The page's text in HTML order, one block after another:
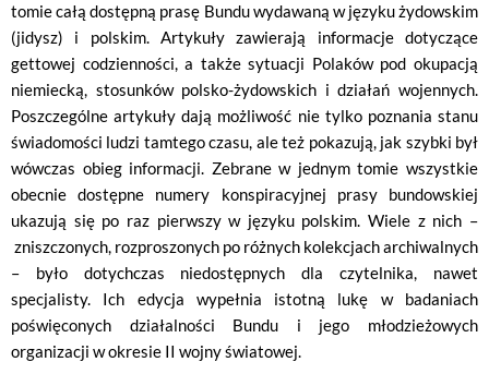
tomie całą dostępną prasę Bundu wydawaną w języku żydowskim
(jidysz) i polskim. Artykuły zawierają informacje dotyczące
gettowej codzienności, a także sytuacji Polaków pod okupacją
niemiecką, stosunków polsko-żydowskich i działań wojennych.
Poszczególne artykuły dają możliwość nie tylko poznania stanu
świadomości ludzi tamtego czasu, ale też pokazują, jak szybki był
wówczas obieg informacji. Zebrane w jednym tomie wszystkie
obecnie dostępne numery konspiracyjnej prasy bundowskiej
ukazują się po raz pierwszy w języku polskim. Wiele z nich –
zniszczonych, rozproszonych po różnych kolekcjach archiwalnych
– było dotychczas niedostępnych dla czytelnika, nawet
specjalisty. Ich edycja wypełnia istotną lukę w badaniach
poświęconych działalności Bundu i jego młodzieżowych
organizacji w okresie II wojny światowej.